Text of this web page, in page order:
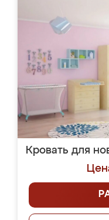
Кровать для